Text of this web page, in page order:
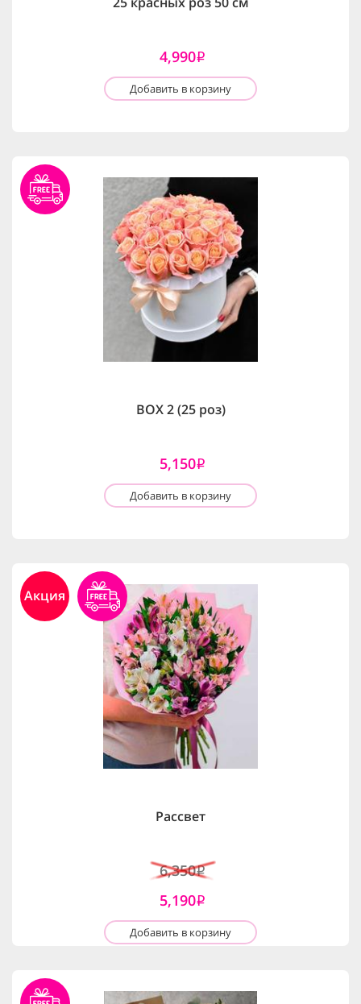
4,990i
Добавить в корзину
BOX 2 (25 роз)
5,150i
Добавить в корзину
Акция
Рассвет
6,350i
5,190i
Добавить в корзину